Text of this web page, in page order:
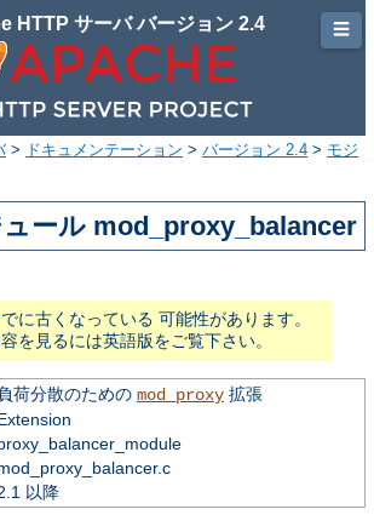
HTTP サーバ バージョン 2.4
> ドキュメンテーション > バージョン 2.4 > モジ
ール mod_proxy_balancer
に古くなっている 可能性があります。
を見るには英語版をご覧下さい。
荷分散のための mod_proxy拡張
以降
☰